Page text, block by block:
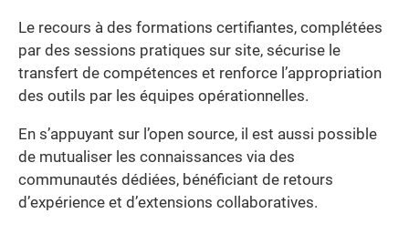
Le recours à des formations certifiantes, complétées
par des sessions pratiques sur site, sécurise le
transfert de compétences et renforce l’appropriation
des outils par les équipes opérationnelles.
En s’appuyant sur l’open source, il est aussi possible
de mutualiser les connaissances via des
communautés dédiées, bénéficiant de retours
d’expérience et d’extensions collaboratives.